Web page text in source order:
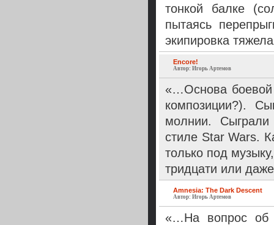
тонкой балке
пытаясь
экипировка
Encore!
Автор: Игорь Артемов
«…Основа
композиции?).
молнии.
стиле Star Wars.
только под
тридцати или
Amnesia: The Dark Descent
Автор: Игорь Артемов
«…На вопрос об